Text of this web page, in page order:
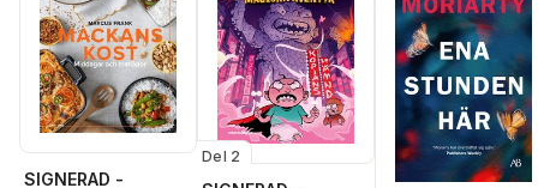
SIGNERAD -
Del 2